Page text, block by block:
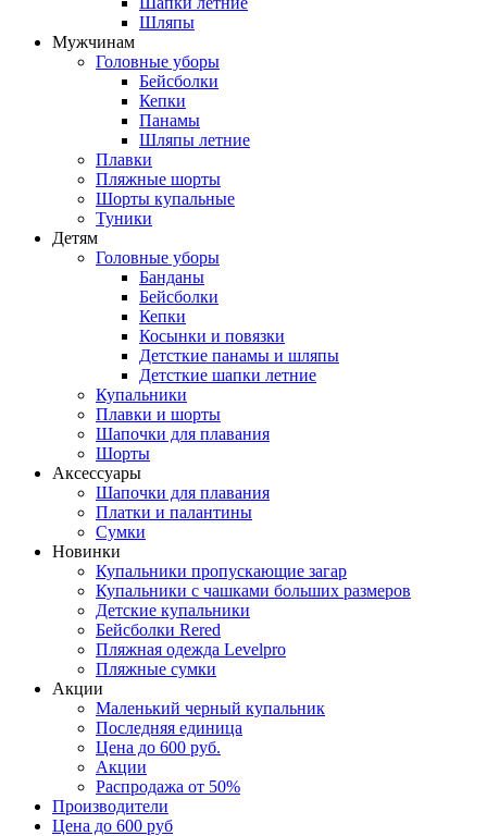
Шляпы
Мужчинам
Головные уборы
Бейсболки
Кепки
Панамы
Шляпы летние
Плавки
Пляжные шорты
Шорты купальные
Туники
Детям
Головные уборы
Банданы
Бейсболки
Кепки
Косынки и повязки
Детсткие панамы и шляпы
Детсткие шапки летние
Купальники
Плавки и шорты
Шапочки для плавания
Шорты
Аксессуары
Шапочки для плавания
Платки и палантины
Сумки
Новинки
Купальники пропускающие загар
Купальники с чашками больших размеров
Детские купальники
Бейсболки Rered
Пляжная одежда Levelpro
Пляжные сумки
Акции
Маленький черный купальник
Последняя единица
Цена до 600 руб.
Акции
Распродажа от 50%
Производители
Цена до 600 руб